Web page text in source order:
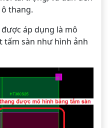
thang.
áp dụng là mô
tấm sàn như hình ảnh